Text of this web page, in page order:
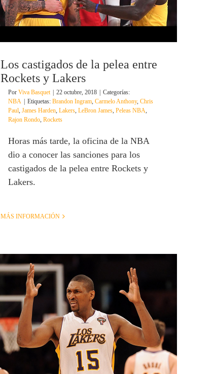
Los castigados de la pelea entre
Rockets y Lakers
Por Viva Basquet 22 octubre, 2018
Categorías:
NBA
Etiquetas: Brandon Ingram, Carmelo Anthony, Chris
Paul, James Harden, Lakers, LeBron James, Peleas NBA,
Rajon Rondo, Rockets
Horas más tarde, la oficina de la NBA
dio a conocer las sanciones para los
castigados de la pelea entre Rockets y
Lakers.
MÁS INFORMACIÓN